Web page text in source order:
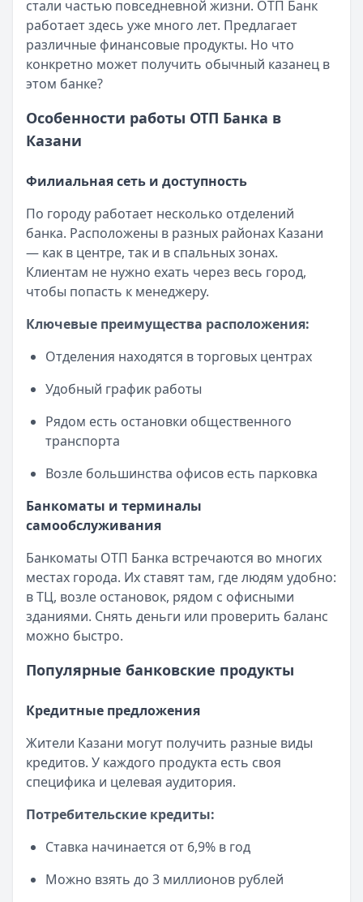
Обслуживание:Бесплатно
Рейтинг:4.7
Банк ПСБ— Твой кешбэк
Обслуживание:Бесплатно
Т-Банк— Джуниор
Обслуживание:
Альфа-Банк— Альфа-Мобайл
Обслуживание:Бесплатно
Рейтинг:4.9
Т-Банк — S7 — T‑Bank Premium
Обслуживание:Бесплатно
Рейтинг:4.6
Обслуживание: Бесплатно
Рейтинг:4.7
Что ждет клиентов в будущем? Новые продукты,
улучшенный сервис, передовые технологии.
ОТП Банк продолжает эволюционировать,
оставаясь верным принципам качественного
Интернет-банк Бинбанка
Кратко:Современные банковские услуги стали еще
Опубликовано: 17 ноября 2025 г.
Категория:Кредиты
Читать статью
Субсидии малоимущим семьям в 2025 году
В сложной финансовой ситуации важно знать
Опубликовано:
Читать статью
Оформить кредит для иностранных граждан в 2025 году
Кратко:Получите кредит на сумму до 5 000 000 рублей
Опубликовано:17 ноября 2025 г.
Категория:Кредиты
Читать статью
стали частью повседневной жизни. ОТП Банк
работает здесь уже много лет. Предлагает
различные финансовые продукты. Но что
конкретно может получить обычный казанец в
этом банке?
Особенности работы ОТП Банка в
Казани
Филиальная сеть и доступность
По городу работает несколько отделений
банка. Расположены в разных районах Казани
— как в центре, так и в спальных зонах.
Клиентам не нужно ехать через весь город,
чтобы попасть к менеджеру.
Ключевые преимущества расположения:
Отделения находятся в торговых центрах
Удобный график работы
Рядом есть остановки общественного
транспорта
Возле большинства офисов есть парковка
Банкоматы и терминалы
самообслуживания
Банкоматы ОТП Банка встречаются во многих
местах города. Их ставят там, где людям удобно:
в ТЦ, возле остановок, рядом с офисными
зданиями. Снять деньги или проверить баланс
можно быстро.
Популярные банковские продукты
Кредитные предложения
Жители Казани могут получить разные виды
кредитов. У каждого продукта есть своя
специфика и целевая аудитория.
Потребительские кредиты:
Ставка начинается от 6,9% в год
Можно взять до 3 миллионов рублей